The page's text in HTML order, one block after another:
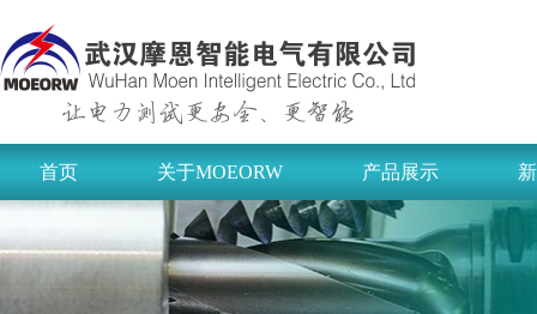
首页 关于MOEORW 产品展示